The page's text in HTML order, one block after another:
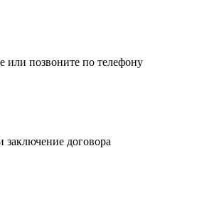
или позвоните по телефону
заключение договора